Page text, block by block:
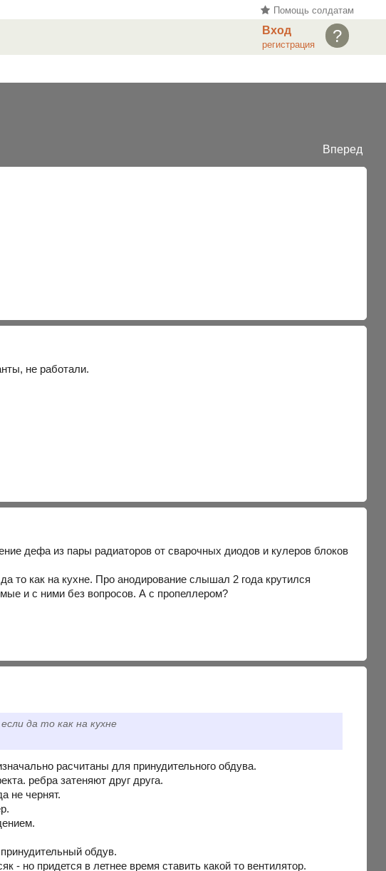
Помощь солдатам
?
Вход
регистрация
Вперед
не работали.
дефа из пары радиаторов от сварочных диодов и кулеров блоков
то как на кухне. Про анодирование слышал 2 года крутился
и с ними без вопросов. А с пропеллером?
да то как на кухне
расчитаны для принудительного обдува.
ребра затеняют друг друга.
не чернят.
обдув.
- но придется в летнее время ставить какой то вентилятор.